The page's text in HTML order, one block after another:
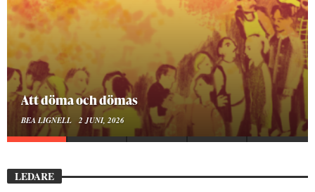
Att döma och dömas
BEA LIGNELL 2 JUNI, 2026
LEDARE